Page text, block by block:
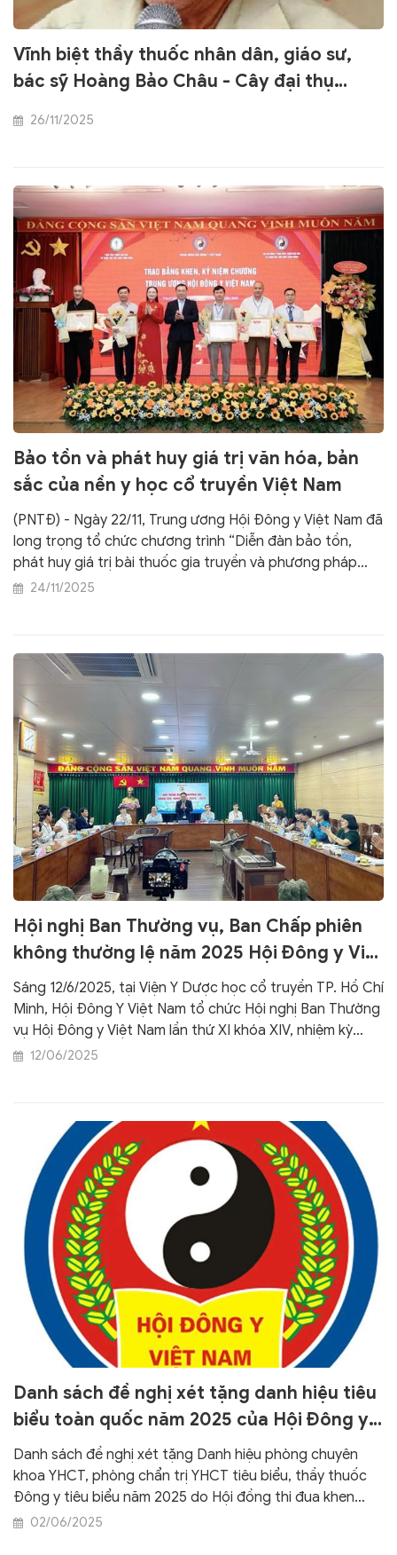
Vĩnh biệt thầy thuốc nhân dân, giáo sư,
bác sỹ Hoàng Bảo Châu - Cây đại thụ
26/11/2025
Bảo tồn và phát huy giá trị văn hóa, bản
sắc của nền y học cổ truyền Việt Nam
(PNTĐ) - Ngày 22/11, Trung ương Hội Đông y Việt Nam đã
long trọng tổ chức chương trình “Diễn đàn bảo tồn,
phát huy giá trị bài thuốc gia truyền và phương pháp
chữa bệnh độc đáo bằng y học cổ truyền phục vụ sự
24/11/2025
Hội nghị Ban Thường vụ, Ban Chấp phiên
không thường lệ năm 2025 Hội Đông y Việt
Nam khoá XIV nhiệm kỳ 2020-2025
Sáng 12/6/2025, tại Viện Y Dược học cổ truyền TP. Hồ Chí
Minh, Hội Đông Y Việt Nam tổ chức Hội nghị Ban Thường
vụ Hội Đông y Việt Nam lần thứ XI khóa XIV, nhiệm kỳ
2020-2025.
12/06/2025
Danh sách đề nghị xét tặng danh hiệu tiêu
biểu toàn quốc năm 2025 của Hội Đông y
Việt Nam
Danh sách đề nghị xét tặng Danh hiệu phòng chuyên
khoa YHCT, phòng chẩn trị YHCT tiêu biểu, thầy thuốc
Đông y tiêu biểu năm 2025 do Hội đồng thi đua khen
thưởng Trung ương dự kiến trình Chủ tịch Hội Đông y
02/06/2025